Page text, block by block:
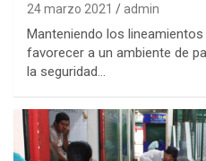
24 marzo 2021 admin
Manteniendo los
favorecer a un ambiente de
la seguridad…